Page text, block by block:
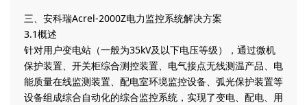
三、安科瑞Acrel-2000Z电力监控系统解决方案
3.1概述
针对用户变电站（一般为35kV及以下电压等级），通过微机
保护装置、开关柜综合测控装置、电气接点无线测温产品、电
能质量在线监测装置、配电室环境监控设备、弧光保护装置等
设备组成综合自动化的综合监控系统，实现了变电、配电、用